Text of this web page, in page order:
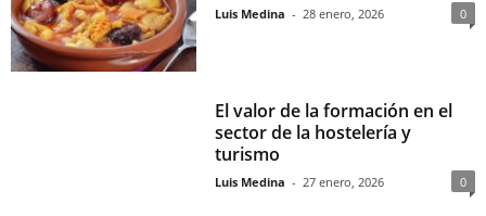
Luis Medina - 28 enero, 2026 0
El valor de la formación en el
sector de la hostelería y
turismo
Luis Medina - 27 enero, 2026 0